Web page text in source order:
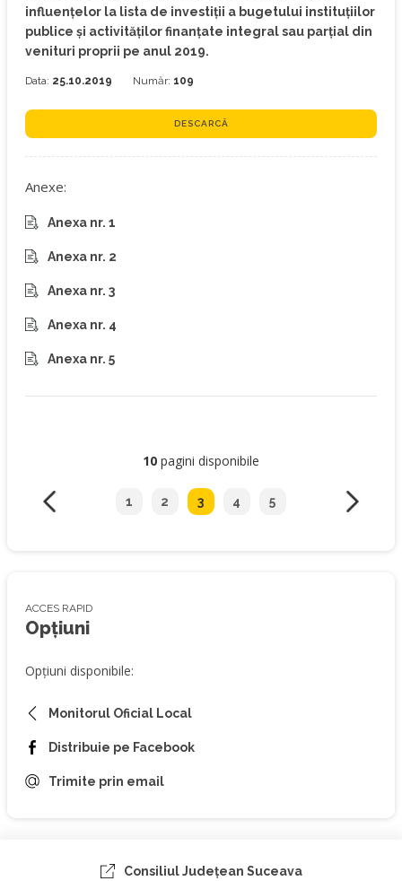
influenţelor la lista de investiţii a bugetului instituţiilor
publice şi activităţilor finanţate integral sau parţial din
venituri proprii pe anul 2019.
Data: 25.10.2019 Număr: 109
DESCARCĂ
Anexe:
Anexa nr. 1
Anexa nr. 2
Anexa nr. 3
Anexa nr. 4
Anexa nr. 5
10 pagini disponibile
1 2 3 4 5
ACCES RAPID
Opțiuni
Opțiuni disponibile:
Monitorul Oficial Local
Distribuie pe Facebook
Trimite prin email
Consiliul Judeţean Suceava